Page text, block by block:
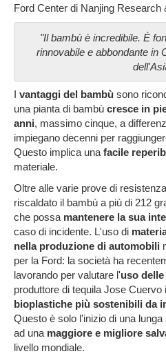
Ford Center di Nanjing Research
"Il bambù è incredibile. È
rinnovabile e abbondante in
I vantaggi del bambù sono
una pianta di bambù cresce in
anni, massimo cinque, a
impiegano decenni per
Questo implica una facile
materiale.
Oltre alle varie prove di
riscaldato il bambù a più di 212
che possa mantenere la sua
caso di incidente. L'uso di
nella produzione di automobili
per la Ford: la società ha
lavorando per valutare l'uso
produttore di tequila Jose Cuervo
bioplastiche più sostenibili da
Questo è solo l'inizio di una
ad una maggiore e migliore
livello mondiale.